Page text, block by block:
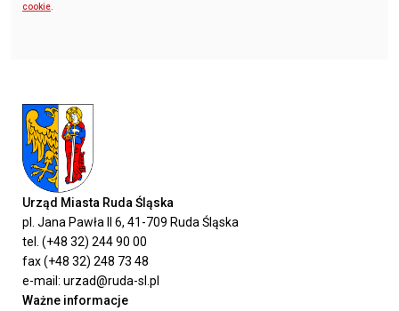
cookie
Urząd Miasta Ruda Śląska
pl. Jana Pawła II 6, 41-709 Ruda Śląska
tel. (+48 32) 244 90 00
fax (+48 32) 248 73 48
e-mail: urzad@ruda-sl.pl
Ważne informacje